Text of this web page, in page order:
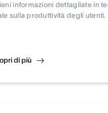
informazioni dettagliate in
sulla produttività degli utenti.
di più